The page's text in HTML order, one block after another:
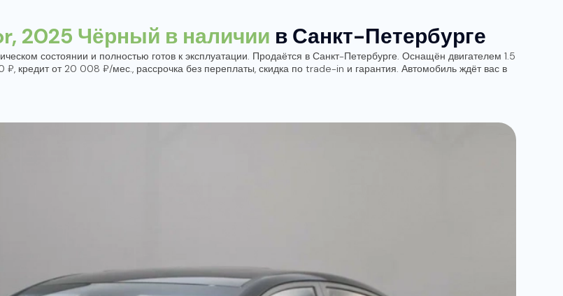
2025 Чёрный в наличии в Санкт-Петербурге
состоянии и полностью готов к эксплуатации. Продаётся в Санкт-Петербурге. Оснащён двигателем 1.5
кредит от 20 008 ₽/мес., рассрочка без переплаты, скидка по trade-in и гарантия. Автомобиль ждёт вас в